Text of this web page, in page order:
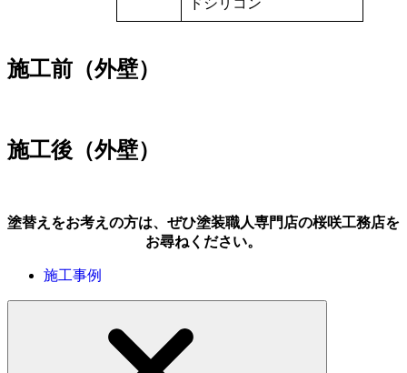
施工前（外壁）
施工後（外壁）
塗替えをお考えの方は、ぜひ塗装職人専門店の桜咲工務店を
お尋ねください。
施工事例